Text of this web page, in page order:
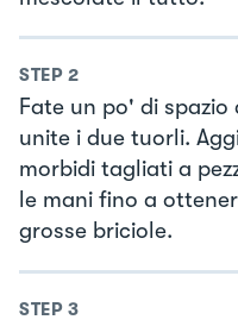
STEP 2
Fate un po' di
unite i due tuorli.
morbidi tagliati a
le mani fino a
grosse briciole.
STEP 3